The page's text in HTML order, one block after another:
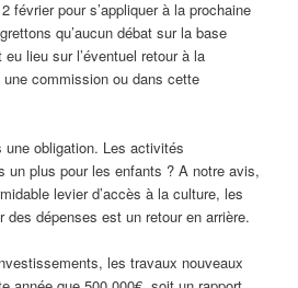
février pour s’appliquer à la prochaine
qu’aucun débat sur la base
eu lieu sur l’éventuel retour à la
commission ou dans cette
une obligation. Les activités
un plus pour les enfants ? A notre avis,
levier d’accès à la culture, les
des dépenses est un retour en arrière.
les travaux nouveaux